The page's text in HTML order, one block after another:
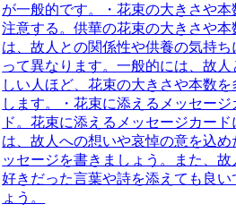
が一般的です。・花束の大きさや本
注意する 。供華の花束の大きさや本
は、故人との関係性や供養の気持ち
って異なります。一般的には、故人
しい人ほど、花束の大きさや本数を
します。・花束に添えるメッセージ
ド 。花束に添えるメッセージカード
は、故人への想いや哀悼の意を込め
ッセージを書きましょう。また、故
好きだった言葉や詩を添えても良い
ょう。